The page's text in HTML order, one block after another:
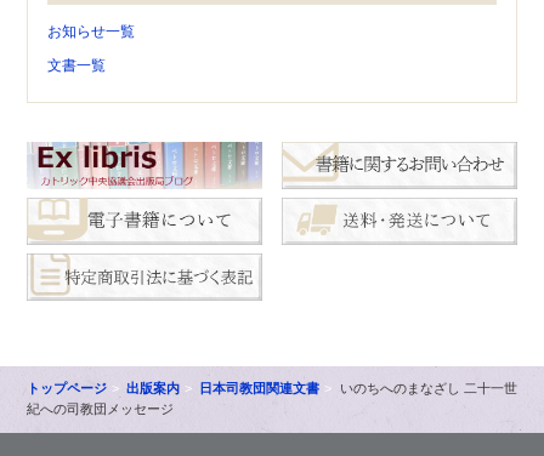
お知らせ一覧
文書一覧
トップページ 出版案内 日本司教団関連文書
いのちへのまなざし 二十一世
紀への司教団メッセージ